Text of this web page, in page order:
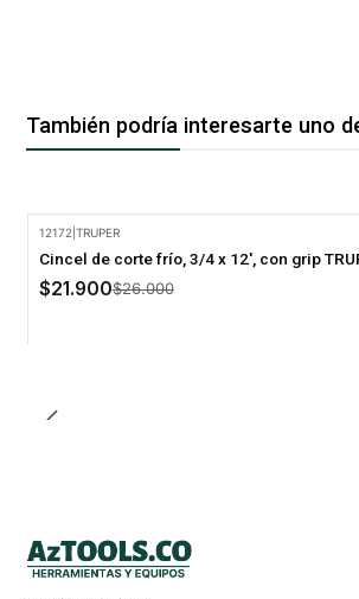
También podría interesarte uno
12172| TRUPER
Cincel de corte frío, 3/4 x 12', con grip
$21.900$26.000